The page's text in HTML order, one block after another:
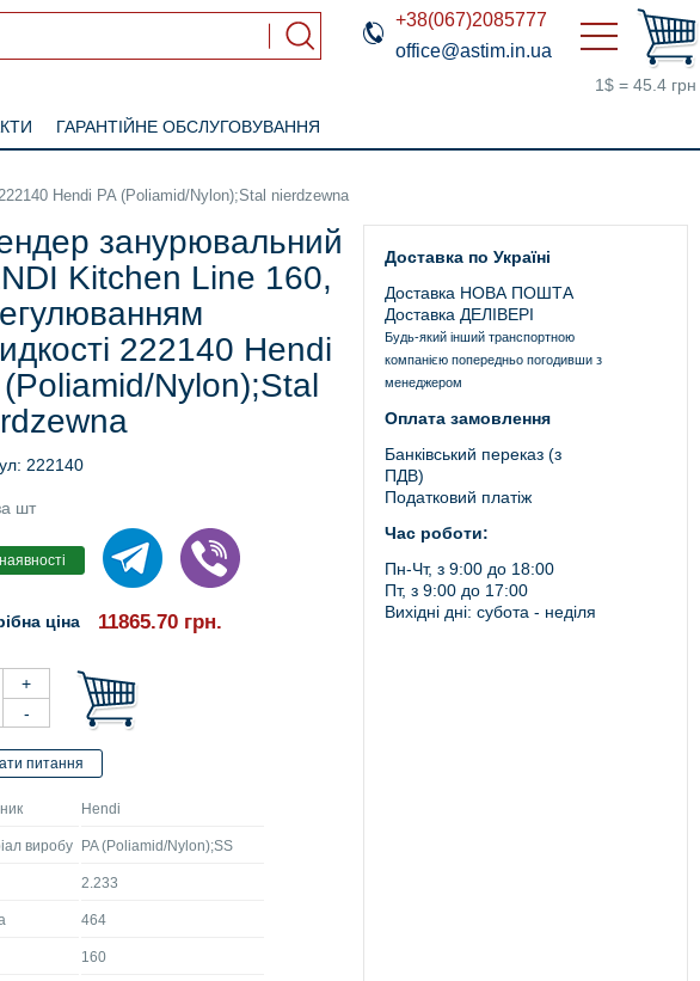
+38(067)2085777
office@astim.in.ua
1$ = 45.4 грн
ГАРАНТІЙНЕ ОБСЛУГОВУВАННЯ
Hendi PA (Poliamid/Nylon);Stal nierdzewna
занурювальний
Kitchen Line 160,
222140 Hendi
(Poliamid/Nylon);Stal
222140
шт
ціна 11865.70 грн.
Hendi
виробу PA (Poliamid/Nylon);SS
2.233
464
160
Доставка по Україні
Доставка НОВА ПОШТА
Доставка ДЕЛІВЕРІ
Будь-який інший транспортною
компанією попередньо погодивши з
менеджером
Оплата замовлення
Банківський переказ (з
ПДВ)
Податковий платіж
Час роботи:
Пн-Чт, з 9:00 до 18:00
Пт, з 9:00 до 17:00
Вихідні дні: субота - неділя